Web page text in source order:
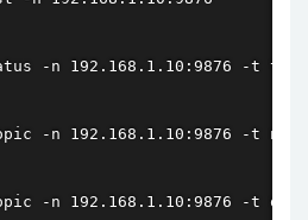
-n 192.168.1.10:9876 -t
-n 192.168.1.10:9876 -t
-n 192.168.1.10:9876 -t